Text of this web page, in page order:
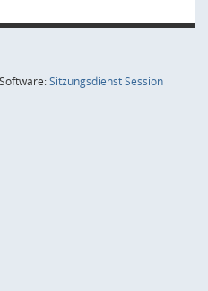
Software:SitzungsdienstSession(Wird in